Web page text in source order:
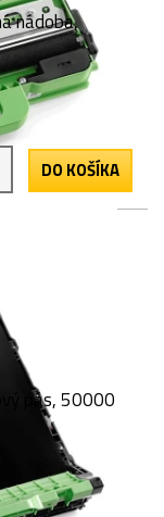
nádoba,
DO KOŠÍKA
pás, 50000